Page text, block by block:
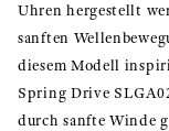
Uhren hergestellt
sanften
diesem Modell
Spring Drive
durch sanfte Winde